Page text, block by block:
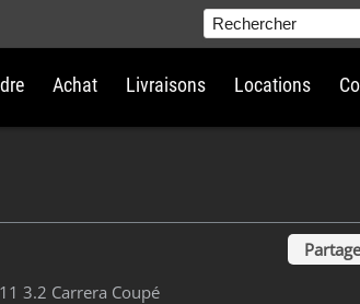
Rechercher
Achat Livraisons Locations
3.2 Carrera Coupé